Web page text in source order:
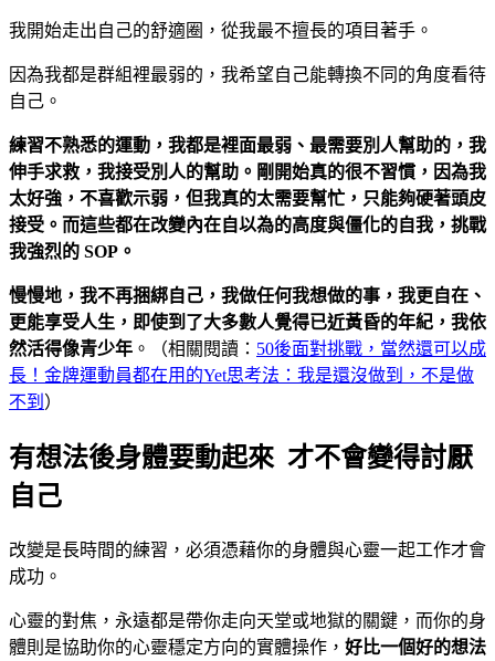
我開始走出自己的舒適圈，從我最不擅長的項目著手。
因為我都是群組裡最弱的，我希望自己能轉換不同的角度看待
自己。
練習不熟悉的運動，我都是裡面最弱、最需要別人幫助的，我
伸手求救，我接受別人的幫助。剛開始真的很不習慣，因為我
太好強，不喜歡示弱，但我真的太需要幫忙，只能夠硬著頭皮
接受。而這些都在改變內在自以為的高度與僵化的自我，挑戰
我強烈的 SOP 。
慢慢地，我不再捆綁自己，我做任何我想做的事，我更自在、
更能享受人生，即使到了大多數人覺得已近黃昏的年紀，我依
然活得像青少年 。（相關閱讀： 50後面對挑戰，當然還可以成
長！金牌運動員都在用的Yet思考法：我是還沒做到，不是做
不到 ）
有想法後身體要動起來 才不會變得討厭
自己
改變是長時間的練習，必須憑藉你的身體與心靈一起工作才會
成功。
心靈的對焦，永遠都是帶你走向天堂或地獄的關鍵，而你的身
體則是協助你的心靈穩定方向的實體操作， 好比一個好的想法